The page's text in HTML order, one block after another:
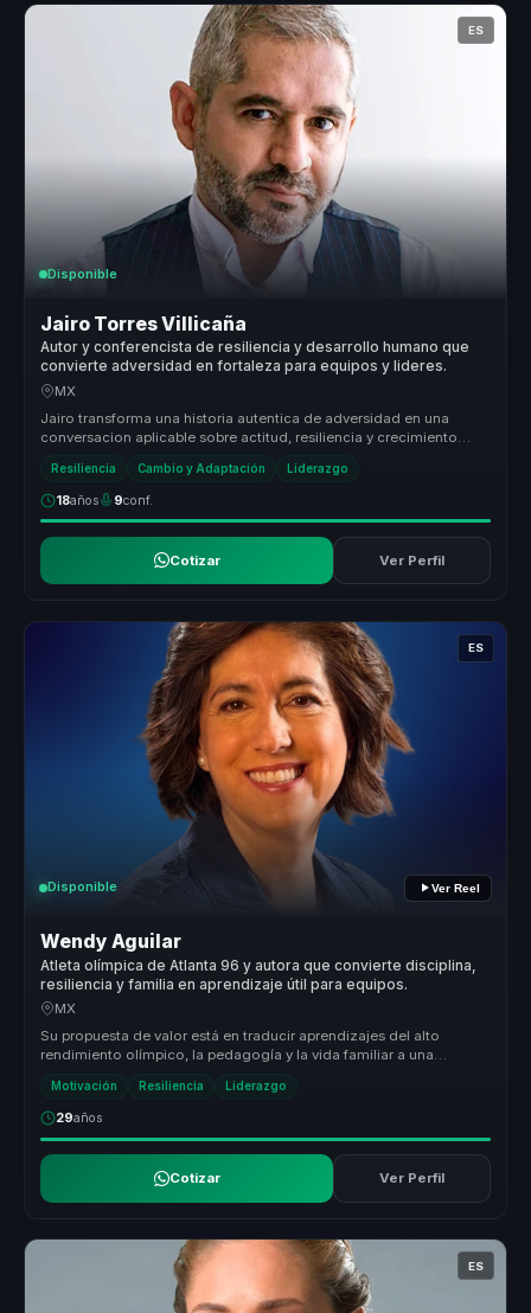
ES
Disponible
Jairo Torres Villicaña
Autor y conferencista de resiliencia y desarrollo humano que
convierte adversidad en fortaleza para equipos y lideres.
MX
Jairo transforma una historia autentica de adversidad en una
conversacion aplicable sobre actitud, resiliencia y crecimiento
Resiliencia Cambio y Adaptación Liderazgo
18años 9conf.
Cotizar Ver Perfil
ES
Disponible Ver Reel
Wendy Aguilar
Atleta olímpica de Atlanta 96 y autora que convierte disciplina,
resiliencia y familia en aprendizaje útil para equipos.
MX
Su propuesta de valor está en traducir aprendizajes del alto
rendimiento olímpico, la pedagogía y la vida familiar a una
Motivación Resiliencia Liderazgo
29años
Cotizar Ver Perfil
ES